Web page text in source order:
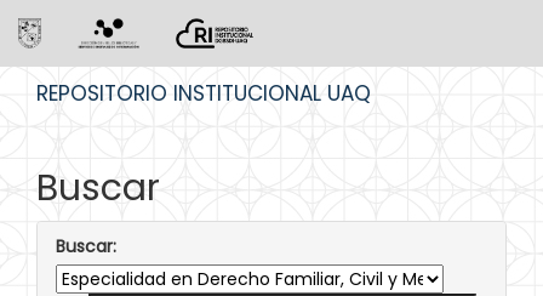
REPOSITORIO INSTITUCIONAL UAQ
Buscar
Buscar: